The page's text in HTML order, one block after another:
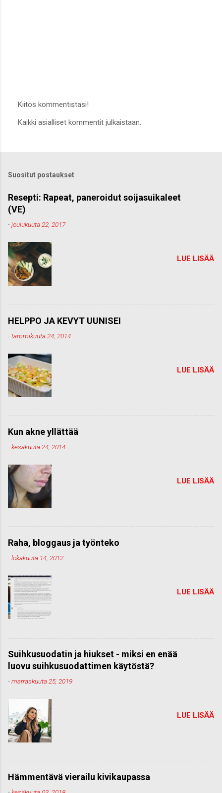
ä
o
m
e
n
t
Kiitos kommentistasi!
Kaikki asialliset kommentit julkaistaan.
Suositut postaukset
Resepti: Rapeat, paneroidut soijasuikaleet
(VE)
-joulukuuta 22, 2017
LUE LISÄÄ
HELPPO JA KEVYT UUNISEI
-tammikuuta 24, 2014
LUE LISÄÄ
Kun akne yllättää
-kesäkuuta 24, 2014
LUE LISÄÄ
Raha, bloggaus ja työnteko
-lokakuuta 14, 2012
LUE LISÄÄ
Suihkusuodatin ja hiukset - miksi en enää
luovu suihkusuodattimen käytöstä?
-marraskuuta 25, 2019
LUE LISÄÄ
Hämmentävä vierailu kivikaupassa